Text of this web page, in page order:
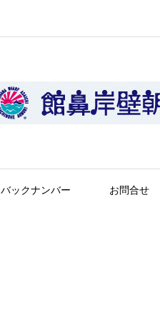
バックナンバー お問合せ